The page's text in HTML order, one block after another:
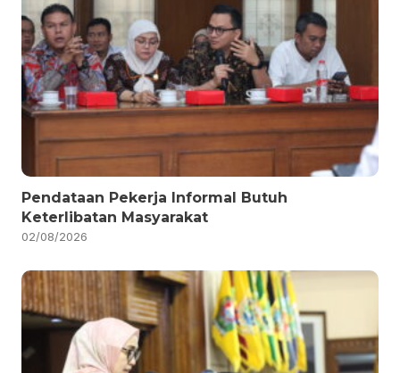
Pendataan Pekerja Informal Butuh
Keterlibatan Masyarakat
02/08/2026